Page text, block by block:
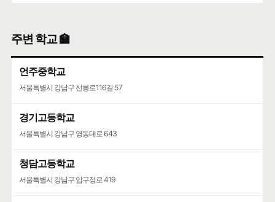
주변 학교 🏫
언주중학교
서울특별시 강남구 선릉로116길 57
경기고등학교
서울특별시 강남구 영동대로 643
청담고등학교
서울특별시 강남구 압구정로 419